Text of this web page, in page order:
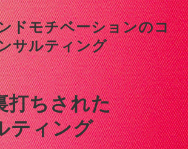
ドモチベーションのコ
サルティング
打ちされた
ティング